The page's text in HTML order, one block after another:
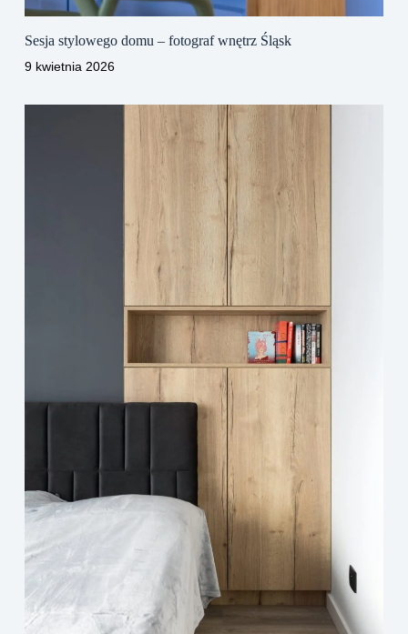
Sesja stylowego domu – fotograf wnętrz Śląsk
9 kwietnia 2026